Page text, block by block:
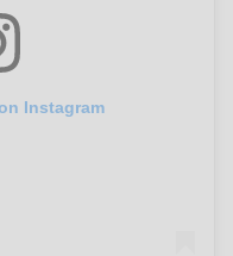
Instagram